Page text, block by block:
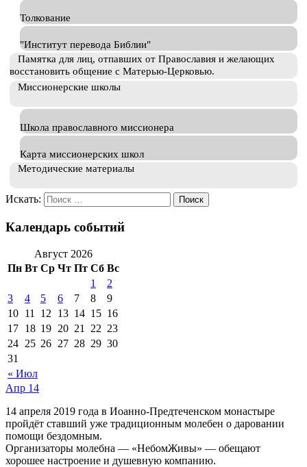
Толкование
"Институт перевода Библии"
Памятка для лиц, отпавших от Православия и желающих
восстановить общение с Матерью-Церковью.
Миссионерские школы
Школа православного миссионера
Карта миссионерских школ
Методические материалы
Искать:
Календарь событий
Август 2026
Пн Вт Ср Чт Пт Сб Вс
« Июл
1
2
3
4 5 6 7 8
9
10 11 12 13 14 15 16
17 18 19 20 21 22 23
24 25 26 27 28 29 30
31
Апр 14
14 апреля 2019 года в Иоанно-Предтеченском монастыре
пройдёт ставший уже традиционным молебен о даровании
помощи бездомным.
Организаторы молебна — «НебомЖивы» — обещают
хорошее настроение и душевную компанию.